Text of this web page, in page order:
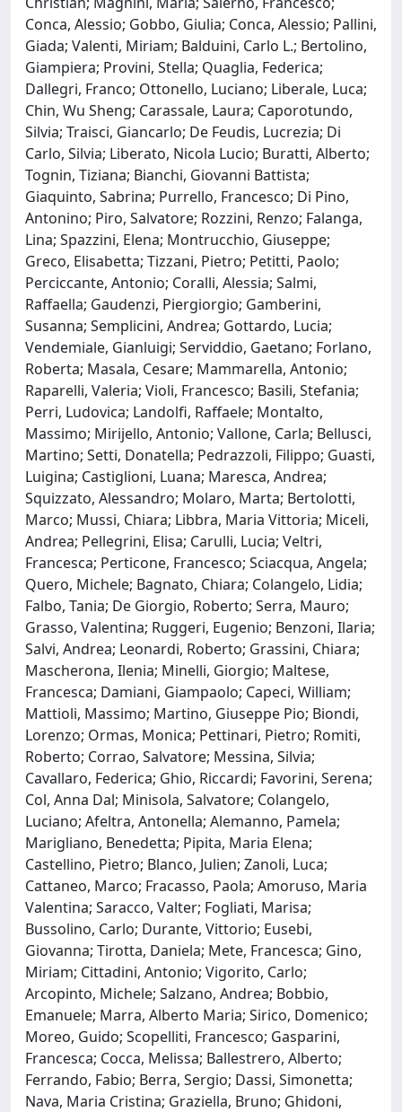
Conca, Alessio; Gobbo, Giulia; Conca, Alessio; Pallini,
Giada; Valenti, Miriam; Balduini, Carlo L.; Bertolino,
Giampiera; Provini, Stella; Quaglia, Federica;
Dallegri, Franco; Ottonello, Luciano; Liberale, Luca;
Chin, Wu Sheng; Carassale, Laura; Caporotundo,
Silvia; Traisci, Giancarlo; De Feudis, Lucrezia; Di
Carlo, Silvia; Liberato, Nicola Lucio; Buratti, Alberto;
Tognin, Tiziana; Bianchi, Giovanni Battista;
Giaquinto, Sabrina; Purrello, Francesco; Di Pino,
Antonino; Piro, Salvatore; Rozzini, Renzo; Falanga,
Lina; Spazzini, Elena; Montrucchio, Giuseppe;
Greco, Elisabetta; Tizzani, Pietro; Petitti, Paolo;
Perciccante, Antonio; Coralli, Alessia; Salmi,
Raffaella; Gaudenzi, Piergiorgio; Gamberini,
Susanna; Semplicini, Andrea; Gottardo, Lucia;
Vendemiale, Gianluigi; Serviddio, Gaetano; Forlano,
Roberta; Masala, Cesare; Mammarella, Antonio;
Raparelli, Valeria; Violi, Francesco; Basili, Stefania;
Perri, Ludovica; Landolfi, Raffaele; Montalto,
Massimo; Mirijello, Antonio; Vallone, Carla; Bellusci,
Martino; Setti, Donatella; Pedrazzoli, Filippo; Guasti,
Luigina; Castiglioni, Luana; Maresca, Andrea;
Squizzato, Alessandro; Molaro, Marta; Bertolotti,
Marco; Mussi, Chiara; Libbra, Maria Vittoria; Miceli,
Andrea; Pellegrini, Elisa; Carulli, Lucia; Veltri,
Francesca; Perticone, Francesco; Sciacqua, Angela;
Quero, Michele; Bagnato, Chiara; Colangelo, Lidia;
Falbo, Tania; De Giorgio, Roberto; Serra, Mauro;
Grasso, Valentina; Ruggeri, Eugenio; Benzoni, Ilaria;
Salvi, Andrea; Leonardi, Roberto; Grassini, Chiara;
Mascherona, Ilenia; Minelli, Giorgio; Maltese,
Francesca; Damiani, Giampaolo; Capeci, William;
Mattioli, Massimo; Martino, Giuseppe Pio; Biondi,
Lorenzo; Ormas, Monica; Pettinari, Pietro; Romiti,
Roberto; Corrao, Salvatore; Messina, Silvia;
Cavallaro, Federica; Ghio, Riccardi; Favorini, Serena;
Col, Anna Dal; Minisola, Salvatore; Colangelo,
Luciano; Afeltra, Antonella; Alemanno, Pamela;
Marigliano, Benedetta; Pipita, Maria Elena;
Castellino, Pietro; Blanco, Julien; Zanoli, Luca;
Cattaneo, Marco; Fracasso, Paola; Amoruso, Maria
Valentina; Saracco, Valter; Fogliati, Marisa;
Bussolino, Carlo; Durante, Vittorio; Eusebi,
Giovanna; Tirotta, Daniela; Mete, Francesca; Gino,
Miriam; Cittadini, Antonio; Vigorito, Carlo;
Arcopinto, Michele; Salzano, Andrea; Bobbio,
Emanuele; Marra, Alberto Maria; Sirico, Domenico;
Moreo, Guido; Scopelliti, Francesco; Gasparini,
Francesca; Cocca, Melissa; Ballestrero, Alberto;
Ferrando, Fabio; Berra, Sergio; Dassi, Simonetta;
Nava, Maria Cristina; Graziella, Bruno; Ghidoni,